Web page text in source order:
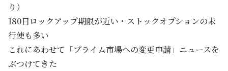
り）
180日ロックアップ期限が近い・ストックオプションの未
行使も多い
これにあわせて「プライム市場への変更申請」ニュースを
ぶつけてきた